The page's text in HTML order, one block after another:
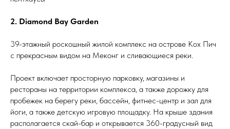
2. Diamond Bay Garden
39-этажный роскошный жилой комплекс на острове Кох Пич
с прекрасным видом на Меконг и сливающиеся реки.
Проект включает просторную парковку, магазины и
рестораны на территории комплекса, а также дорожку для
пробежек на берегу реки, бассейн, фитнес-центр и зал для
йоги, а также детскую игровую площадку. На крыше здания
располагается скай-бар и открывается 360-градусный вид